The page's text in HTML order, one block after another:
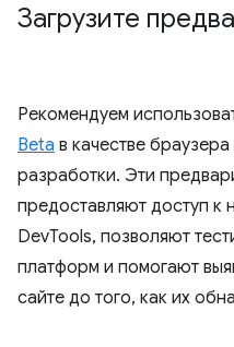
Загрузите
Рекомендуем
Beta в качестве
разработки. Эти
предоставляют доступ к
DevTools, позволяют
платформ и помогают
сайте до того, как их